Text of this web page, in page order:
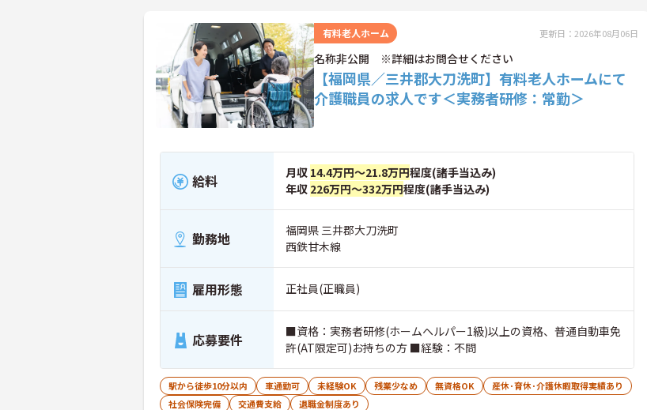
有料老人ホーム 更新日：2026年08月06日
名称非公開 ※詳細はお問合せください
【福岡県／三井郡大刀洗町】有料老人ホームにて
介護職員の求人です＜実務者研修：常勤＞
給料 月収 14.4万円～21.8万円程度(諸手当込み)
年収 226万円～332万円程度(諸手当込み)
勤務地
福岡県 三井郡大刀洗町
西鉄甘木線
雇用形態 正社員(正職員)
応募要件
■資格：実務者研修(ホームヘルパー1級)以上の資格、普通自動車免
許(AT限定可)お持ちの方 ■経験：不問
駅から徒歩10分以内 車通勤可 未経験OK 残業少なめ 無資格OK
産休･育休･介護休暇取得実績あり
社会保険完備
交通費支給 退職金制度あり